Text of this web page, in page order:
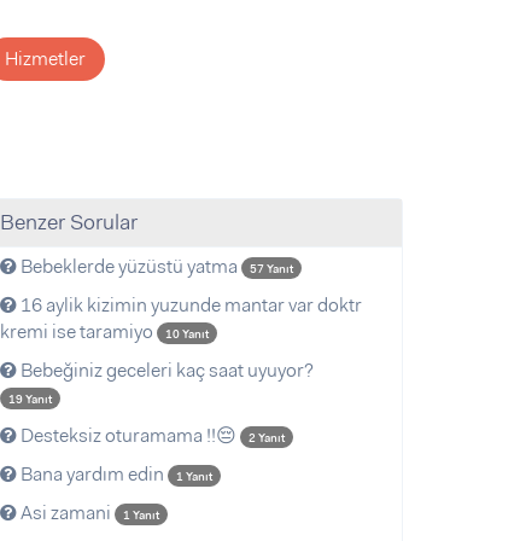
Hizmetler
Benzer Sorular
Bebeklerde yüzüstü yatma 57 Yanıt
16 aylik kizimin yuzunde mantar var doktr
kremi ise taramiyo
10 Yanıt
Bebeğiniz geceleri kaç saat uyuyor?
19 Yanıt
Desteksiz oturamama !!😔 2 Yanıt
Bana yardım edin 1 Yanıt
Asi zamani 1 Yanıt